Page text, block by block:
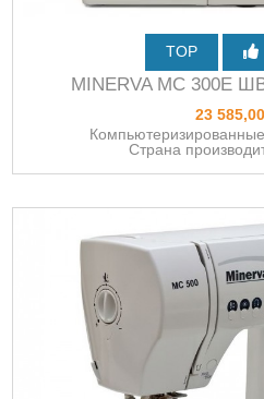
TOP
MINERVA MC
23
Страна